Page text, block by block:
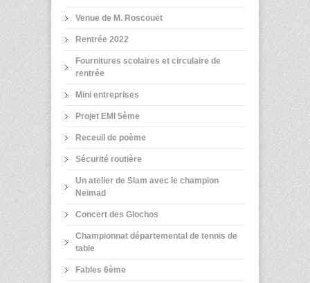
Venue de M. Roscouët
Rentrée 2022
Fournitures scolaires et circulaire de
rentrée
Mini entreprises
Projet EMI 5ème
Receuil de poème
Sécurité routière
Un atelier de Slam avec le champion
Neimad
Concert des Glochos
Championnat départemental de tennis de
table
Fables 6ème